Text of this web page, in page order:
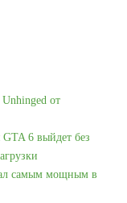
от
GTA 6 выйдет без
самым мощным в